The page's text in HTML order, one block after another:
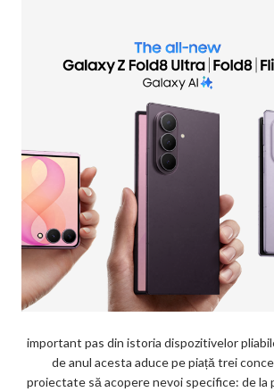
important pas din istoria dispozitivelor
de anul acesta aduce pe piață trei
proiectate să acopere nevoi specifice: de